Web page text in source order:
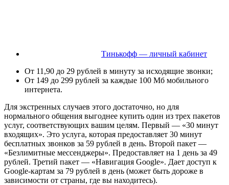
Тинькофф — личный кабинет
От 11,90 до 29 рублей в минуту за исходящие звонки;
От 149 до 299 рублей за каждые 100 Мб мобильного
интернета.
Для экстренных случаев этого достаточно, но для
нормального общения выгоднее купить один из трех пакетов
услуг, соответствующих вашим целям. Первый — «30 минут
входящих». Это услуга, которая предоставляет 30 минут
бесплатных звонков за 59 рублей в день. Второй пакет —
«Безлимитные мессенджеры». Предоставляет на 1 день за 49
рублей. Третий пакет — «Навигация Google». Дает доступ к
Google-картам за 79 рублей в день (может быть дороже в
зависимости от страны, где вы находитесь).